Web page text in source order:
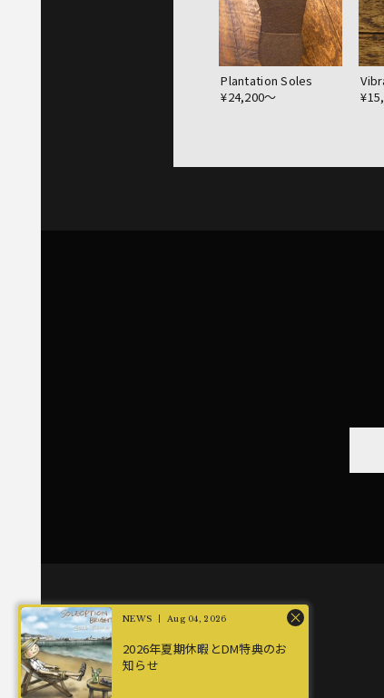
Aug 04, 2026
2026年夏期休暇とDM特典のお
知らせ
Plantation Soles
¥24,200〜